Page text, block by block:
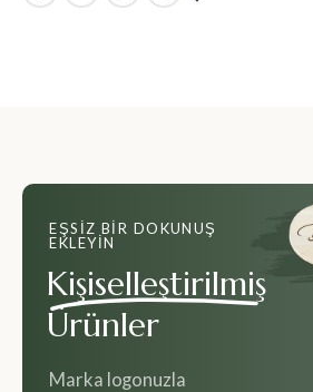
EŞSIZ BIR DOKUNUŞ
EKLEYIN
Kişiselleştirilmiş
Ürünler
Marka logonuzla